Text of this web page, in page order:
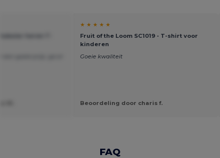
★ ★ ★ ★ ★
Fruit of the Loom SC1019 - T-shirt voor
kinderen
Goeie kwaliteit
Beoordeling door charis f.
FAQ